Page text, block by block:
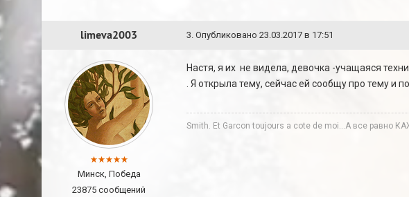
limeva2003 3. Опубликовано 23.03.2017 в 17:51
Минск, Победа
23875 сообщений
Настя, я их не видела, девочка -учащаяся
. Я открыла тему, сейчас ей сообщу про тему
Smith. Et Garcon toujours a cote de moi...А все равно